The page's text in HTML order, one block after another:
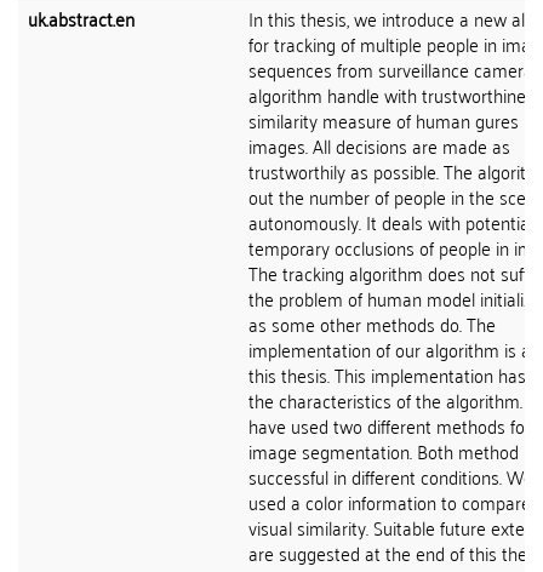
uk.abstract.en
In this thesis, we introduce a new
for tracking of multiple people in
sequences from surveillance
algorithm handle with
similarity measure of human gures in
images. All decisions are made as
trustworthily as possible. The
out the number of people in the
autonomously. It deals with potential
temporary occlusions of people in
The tracking algorithm does not
the problem of human model
as some other methods do. The
implementation of our algorithm is a
this thesis. This implementation has
the characteristics of the algorithm.
have used two different methods for
image segmentation. Both method
successful in different conditions. We
used a color information to compare
visual similarity. Suitable future
are suggested at the end of this